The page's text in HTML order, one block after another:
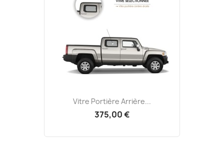
Vitre Portière Arrière...
375,00 €